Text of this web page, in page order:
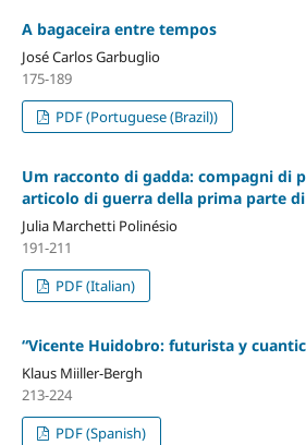
A bagaceira entre tempos
José Carlos Garbuglio
175-189
PDF (Portuguese (Brazil))
Um racconto di gadda: compagni di
articolo di guerra della prima parte
Julia Marchetti Polinésio
191-211
PDF (Italian)
“Vicente Huidobro: futurista y
Klaus Miiller-Bergh
213-224
PDF (Spanish)